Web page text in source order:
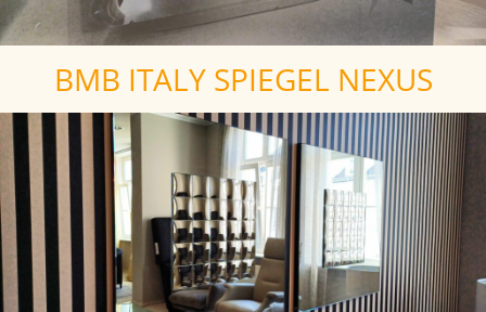
BMB ITALY SPIEGEL NEXUS